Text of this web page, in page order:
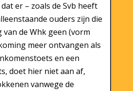
er – zoals de Svb heeft
ouders zijn die
van de Whk geen (vorm
meer ontvangen als
en een
doet hier niet aan af,
vanwege de